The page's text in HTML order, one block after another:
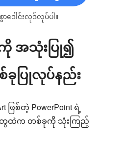
ဒေါင်းလုဒ်လုပ်ပါ။
ကို အသုံးပြု၍
ခုပြုလုပ်နည်း
ဖြစ်တဲ့ PowerPoint ရဲ့
တွေထဲက တစ်ခုကို သုံးကြည့်